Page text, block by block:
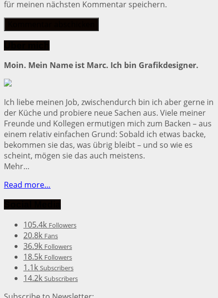
für meinen nächsten Kommentar speichern.
Moin. Mein Name ist Marc. Ich bin Grafikdesigner.
Ich liebe meinen Job, zwischendurch bin ich aber gerne in
der Küche und probiere neue Sachen aus. Viele meiner
Freunde und Kollegen ermutigen mich zum Backen – aus
einem relativ einfachen Grund: Sobald ich etwas backe,
bekommen sie das, was übrig bleibt – und so wie es
scheint, mögen sie das auch meistens.
Mehr…
Read more…
105.4k Followers
20.8k Fans
36.9k Followers
18.5k Followers
1.1k Subscribers
14.2k Subscribers